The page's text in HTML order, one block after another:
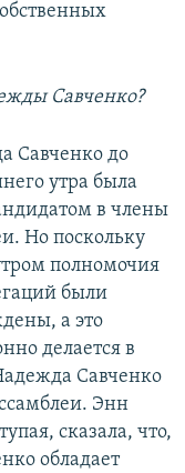
Савченко?
Савченко до
утра была
в члены
Но поскольку
полномочия
были
а это
делается в
Савченко
Энн
сказала, что,
обладает